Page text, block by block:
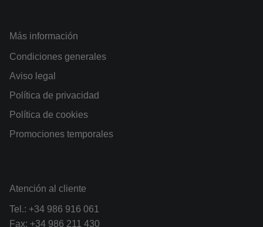
Más información
Condiciones generales
Aviso legal
Política de privacidad
Política de cookies
Promociones temporales
Atención al cliente
Tel.: +34 986 916 061
Fax: +34 986 211 430